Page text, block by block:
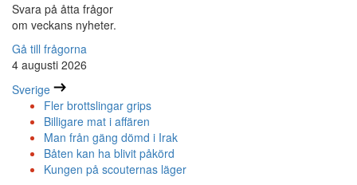
Svara på åtta frågor
om veckans nyheter.
Gå till frågorna
4 augusti 2026
Sverige
Fler brottslingar grips
Billigare mat i affären
Man från gäng dömd i Irak
Båten kan ha blivit påkörd
Kungen på scouternas läger